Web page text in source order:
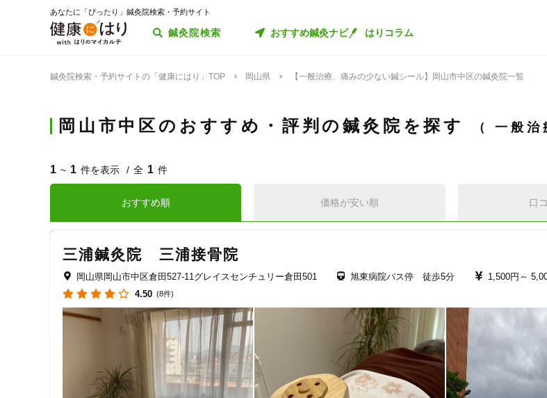
あなたに「ぴったり」鍼灸院検索・予約サイト
鍼灸院検索 おすすめ鍼灸ナビ はりコラム
鍼灸院検索・予約サイトの「健康にはり」TOP 岡山県 【一般治療、痛みの少ない鍼シール】岡山市中区の鍼灸院一覧
岡山市中区のおすすめ・評判の鍼灸院を探す 一般治
1 ~ 1 件を表示 全 1 件
おすすめ順 価格が安い順 口
三浦鍼灸院 三浦接骨院
岡山県岡山市中区倉田527-11グレイスセンチュリー倉田501 旭東病院バス停 徒歩5分 1,500円～
4.50 (8件)